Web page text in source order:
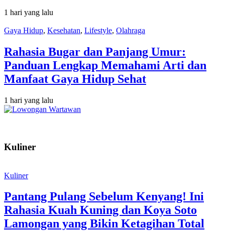
1 hari yang lalu
Gaya Hidup, Kesehatan, Lifestyle, Olahraga
Rahasia Bugar dan Panjang Umur:
Panduan Lengkap Memahami Arti dan
Manfaat Gaya Hidup Sehat
1 hari yang lalu
Kuliner
Kuliner
Pantang Pulang Sebelum Kenyang! Ini
Rahasia Kuah Kuning dan Koya Soto
Lamongan yang Bikin Ketagihan Total